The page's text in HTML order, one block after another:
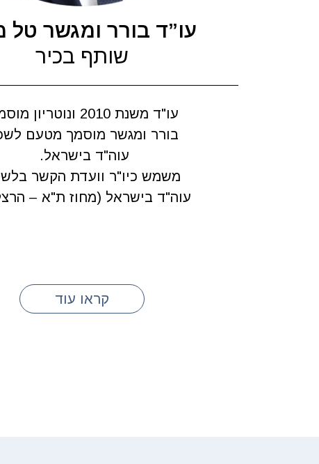
עו”ד בורר ומגשר טל
שותף בכיר
עו"ד משנת 2010 ונוטריון מוסמך.
בורר ומגשר מוסמך מטעם
עוה"ד בישראל.
משמש כיו"ר וועדת הקשר
עוה"ד בישראל (מחוז ת"א –
קראו עוד